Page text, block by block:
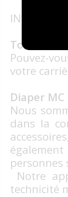
Tolerare :
Pouvez-
votre
Diaper
Nous
dans la
Notre
technicité